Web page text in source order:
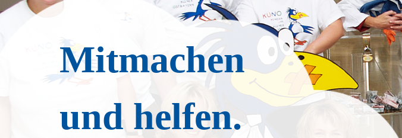
Mitmachen
und helfen.